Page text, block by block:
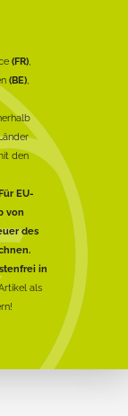
(FR),
(BE),
den
EU-
von
des
in
als